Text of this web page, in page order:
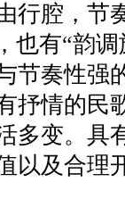
行腔，节
也有“韵
节奏性强
抒情的民
多变。具
以及合理